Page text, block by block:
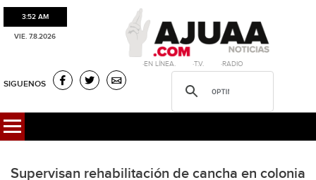
3:52 AM
VIE. 7.8.2026
·EN LÍNEA. ·T.V. ·RADIO
SIGUENOS
Supervisan rehabilitación de cancha en colonia